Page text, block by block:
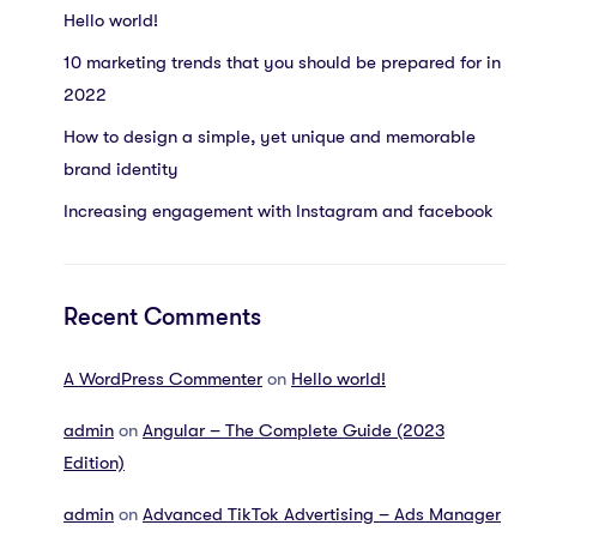
Hello world!
10 marketing trends that you should be prepared for in
2022
How to design a simple, yet unique and memorable
brand identity
Increasing engagement with Instagram and facebook
Recent Comments
A WordPress Commenter on Hello world!
admin on Angular – The Complete Guide (2023
Edition)
admin on Advanced TikTok Advertising – Ads Manager